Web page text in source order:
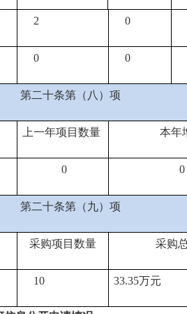
2 0
0 0
第二十条第（八）项
上一年项目数量 本年
0
第二十条第（九）项
采购项目数量 采购
10 33.35万元